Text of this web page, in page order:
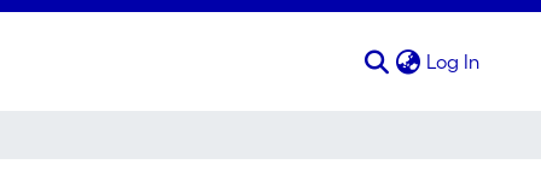
Log In